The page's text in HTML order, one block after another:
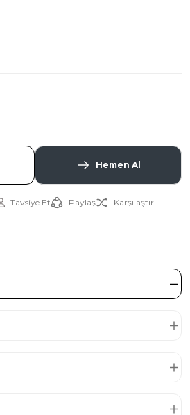
Hemen Al
Tavsiye Et Paylaş Karşılaştır